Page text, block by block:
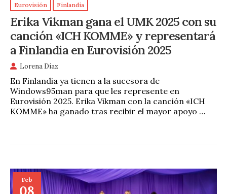
Eurovisión Finlandia
Erika Vikman gana el UMK 2025 con su
canción «ICH KOMME» y representará
a Finlandia en Eurovisión 2025
Lorena Díaz
En Finlandia ya tienen a la sucesora de
Windows95man para que les represente en
Eurovisión 2025. Erika Vikman con la canción «ICH
KOMME» ha ganado tras recibir el mayor apoyo …
Feb